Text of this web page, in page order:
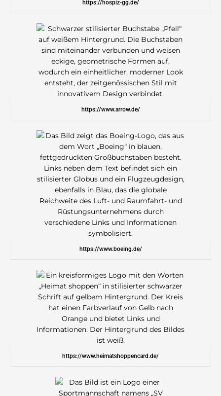
https://hospiz-gg.de/
https://www.arrow.de/
https://www.boeing.de/
https://www.heimatshoppencard.de/